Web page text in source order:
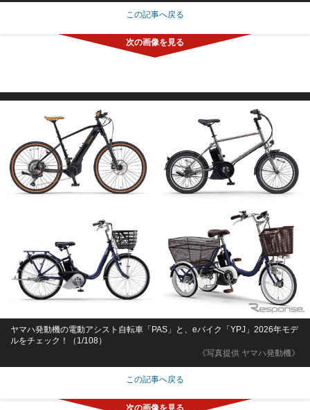
この記事へ戻る
《写真提供 ヤマハ発動機》
ヤマハ発動機の電動アシスト自転車「PAS」と、eバイク「YPJ」2026年モデ
ルをチェック！（1/108）
この記事へ戻る